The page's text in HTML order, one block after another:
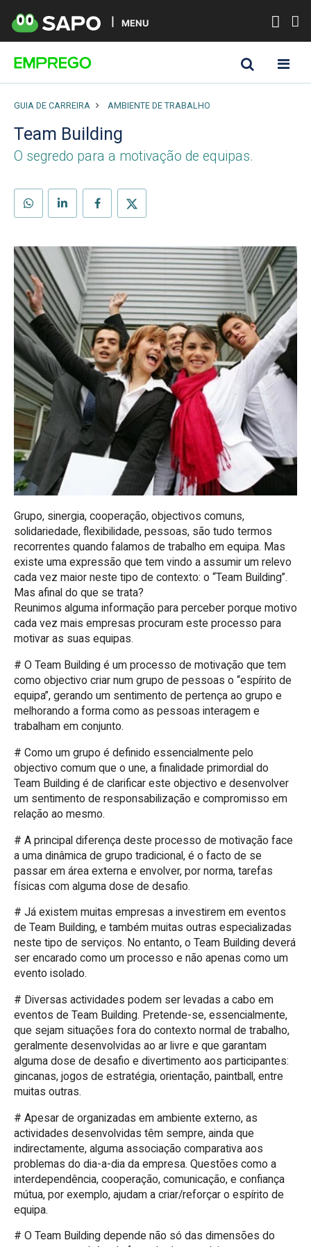
MENU
GUIA DE CARREIRA AMBIENTE DE TRABALHO
Team Building
O segredo para a motivação de equipas.
Grupo, sinergia, cooperação, objectivos comuns,
solidariedade, flexibilidade, pessoas, são tudo termos
recorrentes quando falamos de trabalho em equipa. Mas
existe uma expressão que tem vindo a assumir um relevo
cada vez maior neste tipo de contexto: o “Team Building”.
Mas afinal do que se trata?
Reunimos alguma informação para perceber porque motivo
cada vez mais empresas procuram este processo para
motivar as suas equipas.
# O Team Building é um processo de motivação que tem
como objectivo criar num grupo de pessoas o “espírito de
equipa”, gerando um sentimento de pertença ao grupo e
melhorando a forma como as pessoas interagem e
trabalham em conjunto.
# Como um grupo é definido essencialmente pelo
objectivo comum que o une, a finalidade primordial do
Team Building é de clarificar este objectivo e desenvolver
um sentimento de responsabilização e compromisso em
relação ao mesmo.
# A principal diferença deste processo de motivação face
a uma dinâmica de grupo tradicional, é o facto de se
passar em área externa e envolver, por norma, tarefas
físicas com alguma dose de desafio.
# Já existem muitas empresas a investirem em eventos
de Team Building, e também muitas outras especializadas
neste tipo de serviços. No entanto, o Team Building deverá
ser encarado como um processo e não apenas como um
evento isolado.
# Diversas actividades podem ser levadas a cabo em
eventos de Team Building. Pretende-se, essencialmente,
que sejam situações fora do contexto normal de trabalho,
geralmente desenvolvidas ao ar livre e que garantam
alguma dose de desafio e divertimento aos participantes:
gincanas, jogos de estratégia, orientação, paintball, entre
muitas outras.
# Apesar de organizadas em ambiente externo, as
actividades desenvolvidas têm sempre, ainda que
indirectamente, alguma associação comparativa aos
problemas do dia-a-dia da empresa. Questões como a
interdependência, cooperação, comunicação, e confiança
mútua, por exemplo, ajudam a criar/reforçar o espírito de
equipa.
# O Team Building depende não só das dimensões do